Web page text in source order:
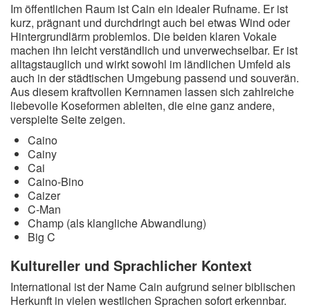
Im öffentlichen Raum ist Cain ein idealer Rufname. Er ist
kurz, prägnant und durchdringt auch bei etwas Wind oder
Hintergrundlärm problemlos. Die beiden klaren Vokale
machen ihn leicht verständlich und unverwechselbar. Er ist
alltagstauglich und wirkt sowohl im ländlichen Umfeld als
auch in der städtischen Umgebung passend und souverän.
Aus diesem kraftvollen Kernnamen lassen sich zahlreiche
liebevolle Koseformen ableiten, die eine ganz andere,
verspielte Seite zeigen.
Caino
Cainy
Cai
Caino-Bino
Caizer
C-Man
Champ (als klangliche Abwandlung)
Big C
Kultureller und Sprachlicher Kontext
International ist der Name Cain aufgrund seiner biblischen
Herkunft in vielen westlichen Sprachen sofort erkennbar.